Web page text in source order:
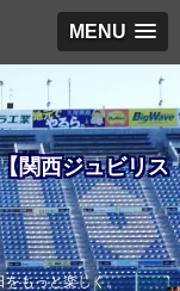
MENU
関西ジュビリス
をもっと楽しく。